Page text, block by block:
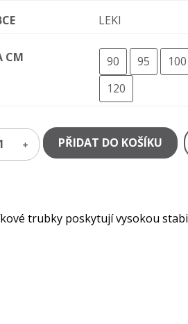
LEKI
CM 90 95 100
120
PŘIDAT DO KOŠÍKU
trubky poskytují vysokou